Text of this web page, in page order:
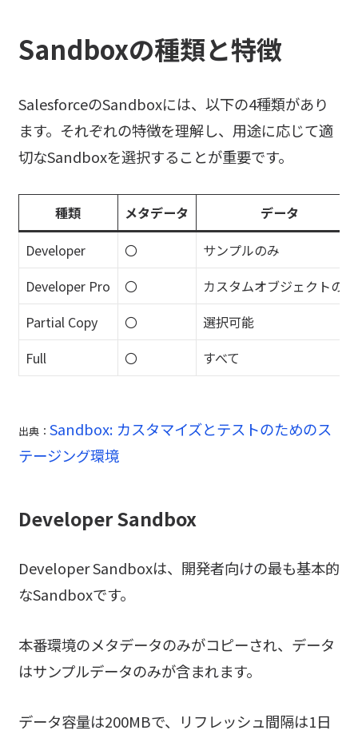
Sandboxの種類と特徴
SalesforceのSandboxには、以下の4種類があり
ます。それぞれの特徴を理解し、用途に応じて適
切なSandboxを選択することが重要です。
種類 メタデータ
データ
Developer
〇
サンプルのみ
Developer Pro
〇
カスタムオブジェクトのみ
Partial Copy
〇
選択可能
Full
〇 すべて
出典： Sandbox: カスタマイズとテストのためのス
テージング環境
Developer Sandbox
Developer Sandboxは、開発者向けの最も基本的
なSandboxです。
本番環境のメタデータのみがコピーされ、データ
はサンプルデータのみが含まれます。
データ容量は200MBで、リフレッシュ間隔は1日